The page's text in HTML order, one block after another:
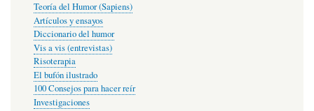
Teoría del Humor (Sapiens)
Artículos y ensayos
Diccionario del humor
Vis a vis (entrevistas)
Risoterapia
El bufón ilustrado
100 Consejos para hacer reír
Investigaciones